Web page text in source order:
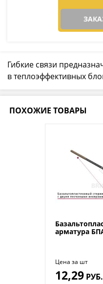
Гибкие связи
в теплоэффективных
ПОХОЖИЕ ТОВАРЫ
арматура
Цена за шт
12,29РУБ.